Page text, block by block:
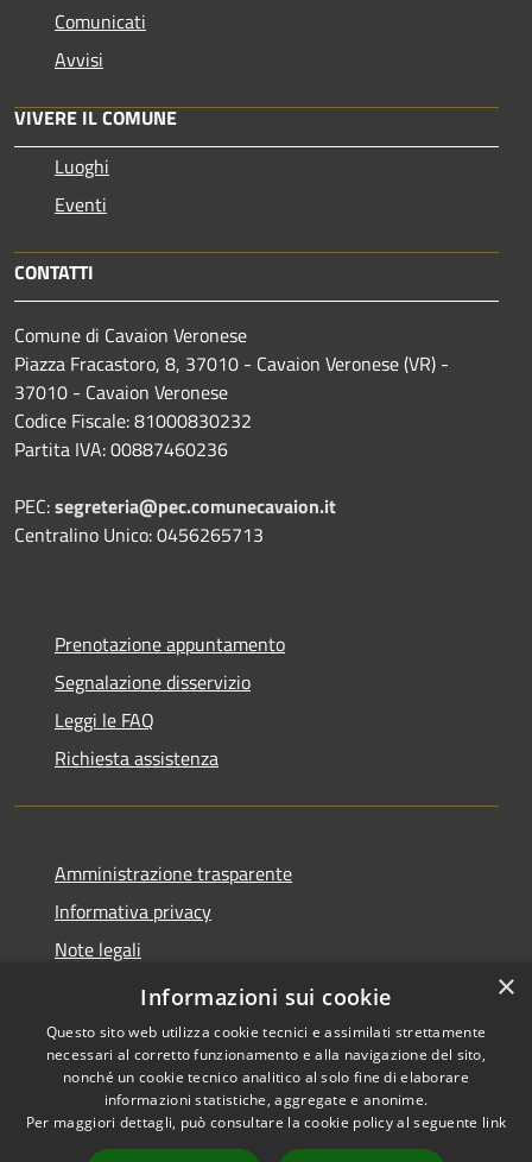
Comunicati
Avvisi
VIVERE IL COMUNE
Luoghi
Eventi
CONTATTI
Comune di Cavaion Veronese
Piazza Fracastoro, 8, 37010 - Cavaion Veronese (VR) -
37010 - Cavaion Veronese
Codice Fiscale: 81000830232
Partita IVA: 00887460236
PEC:segreteria@pec.comunecavaion.it
Centralino Unico: 0456265713
Prenotazione appuntamento
Segnalazione disservizio
Leggi le FAQ
Richiesta assistenza
Amministrazione trasparente
Informativa privacy
Note legali
Dichiarazione di accessibilità
Accessibilità
Copyright © 2026 • Comune di
Cavaion Veronese • Powered
×
Informazioni sui cookie
Questo sito web utilizza cookie tecnici e assimilati strettamente
necessari al corretto funzionamento e alla navigazione del sito,
nonché un cookie tecnico analitico al solo fine di elaborare
informazioni statistiche, aggregate e anonime.
Per maggiori dettagli, può consultare la cookie policy al seguente link